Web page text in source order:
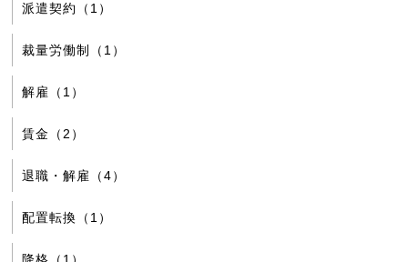
派遣契約（1）
裁量労働制（1）
解雇（1）
賃金（2）
退職・解雇（4）
配置転換（1）